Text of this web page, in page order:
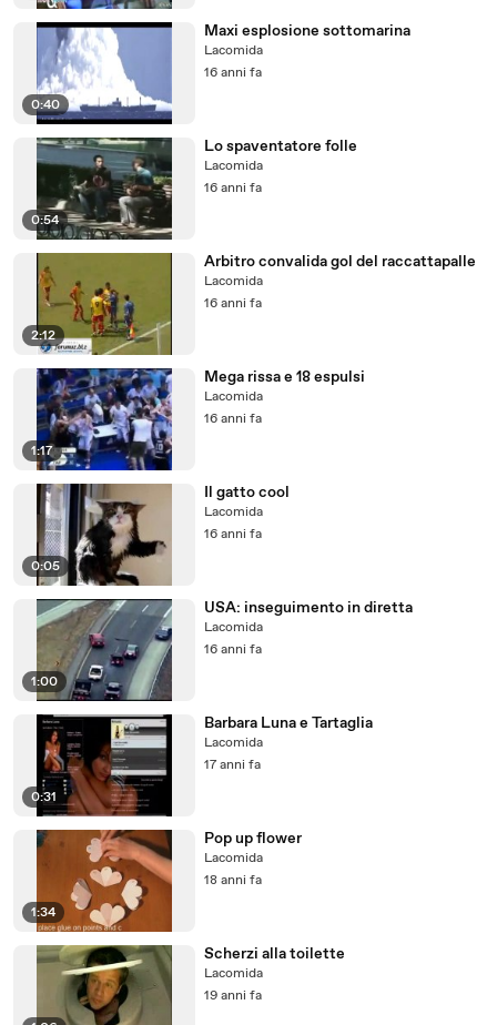
0:40
Maxi esplosione sottomarina
Lacomida
16 anni fa
0:54
Lo spaventatore folle
Lacomida
16 anni fa
2:12
Arbitro convalida gol del raccattapalle
Lacomida
16 anni fa
1:17
Mega rissa e 18 espulsi
Lacomida
16 anni fa
0:05
Il gatto cool
Lacomida
16 anni fa
1:00
USA: inseguimento in diretta
Lacomida
16 anni fa
0:31
Barbara Luna e Tartaglia
Lacomida
17 anni fa
1:34
Pop up flower
Lacomida
18 anni fa
Scherzi alla toilette
Lacomida
19 anni fa